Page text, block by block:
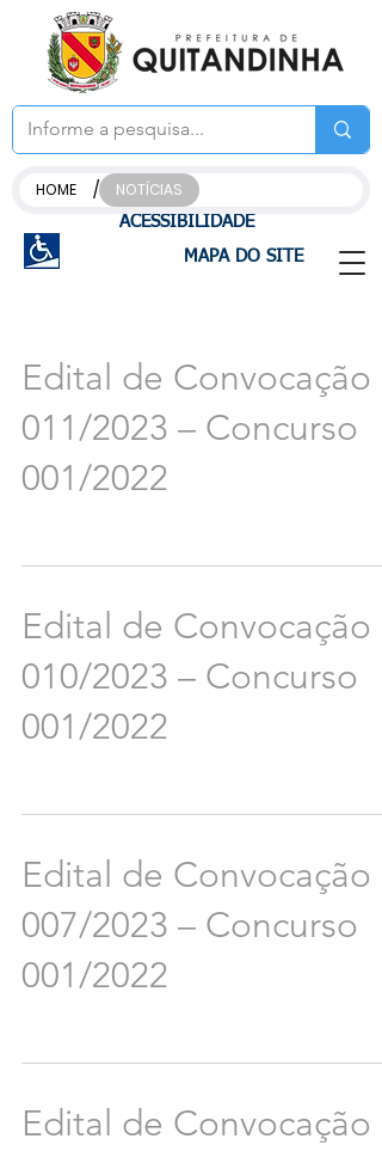
ACESSIBILIDADE
MAPA DO SITE
HOME / NOTÍCIAS
Edital de Convocação
011/2023 – Concurso
001/2022
Edital de Convocação
010/2023 – Concurso
001/2022
Edital de Convocação
007/2023 – Concurso
001/2022
Edital de Convocação